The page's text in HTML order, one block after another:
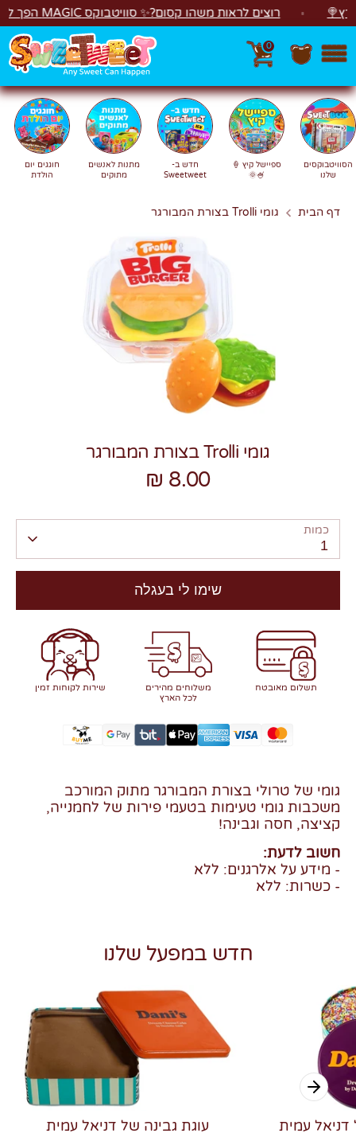
דלג רוצים לראות משהו קסום?✨ סוויטבוקס MAGIC הפך ל"מכונת משחקים"! 🎁🕹️
0
חפשחיפוש
הסוויטבוקסים
שלנו
ספיישל קיץ 🍦
🍧🌞
חדש ב-
Sweetweet
מתנות לאנשים
מתוקים
חוגגים יום
הולדת
דף הבית גומי Trolli בצורת המבורגר
גומי Trolli בצורת המבורגר
8.00 ₪
כמות
1
שימו לי בעגלה
תשלום מאובטח
משלוחים מהירים
לכל הארץ
שירות לקוחות זמין
גומי של טרולי בצורת המבורגר מתוק המורכב
משכבות גומי טעימות בטעמי פירות של לחמנייה,
קציצה, חסה וגבינה!
חשוב לדעת:
- מידע על אלרגנים: ללא
- כשרות: ללא
חדש במפעל שלנו
עוגת גבינה של דניאל עמית דניאל עמית